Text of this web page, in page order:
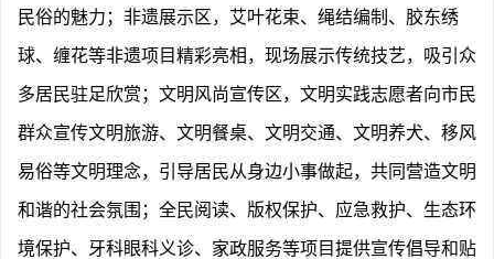
民俗的魅力；非遗展示区，艾叶花束、绳结编制、胶东绣
球、缠花等非遗项目精彩亮相，现场展示传统技艺，吸引众
多居民驻足欣赏；文明风尚宣传区，文明实践志愿者向市民
群众宣传文明旅游、文明餐桌、文明交通、文明养犬、移风
易俗等文明理念，引导居民从身边小事做起，共同营造文明
和谐的社会氛围；全民阅读、版权保护、应急救护、生态环
境保护、牙科眼科义诊、家政服务等项目提供宣传倡导和贴